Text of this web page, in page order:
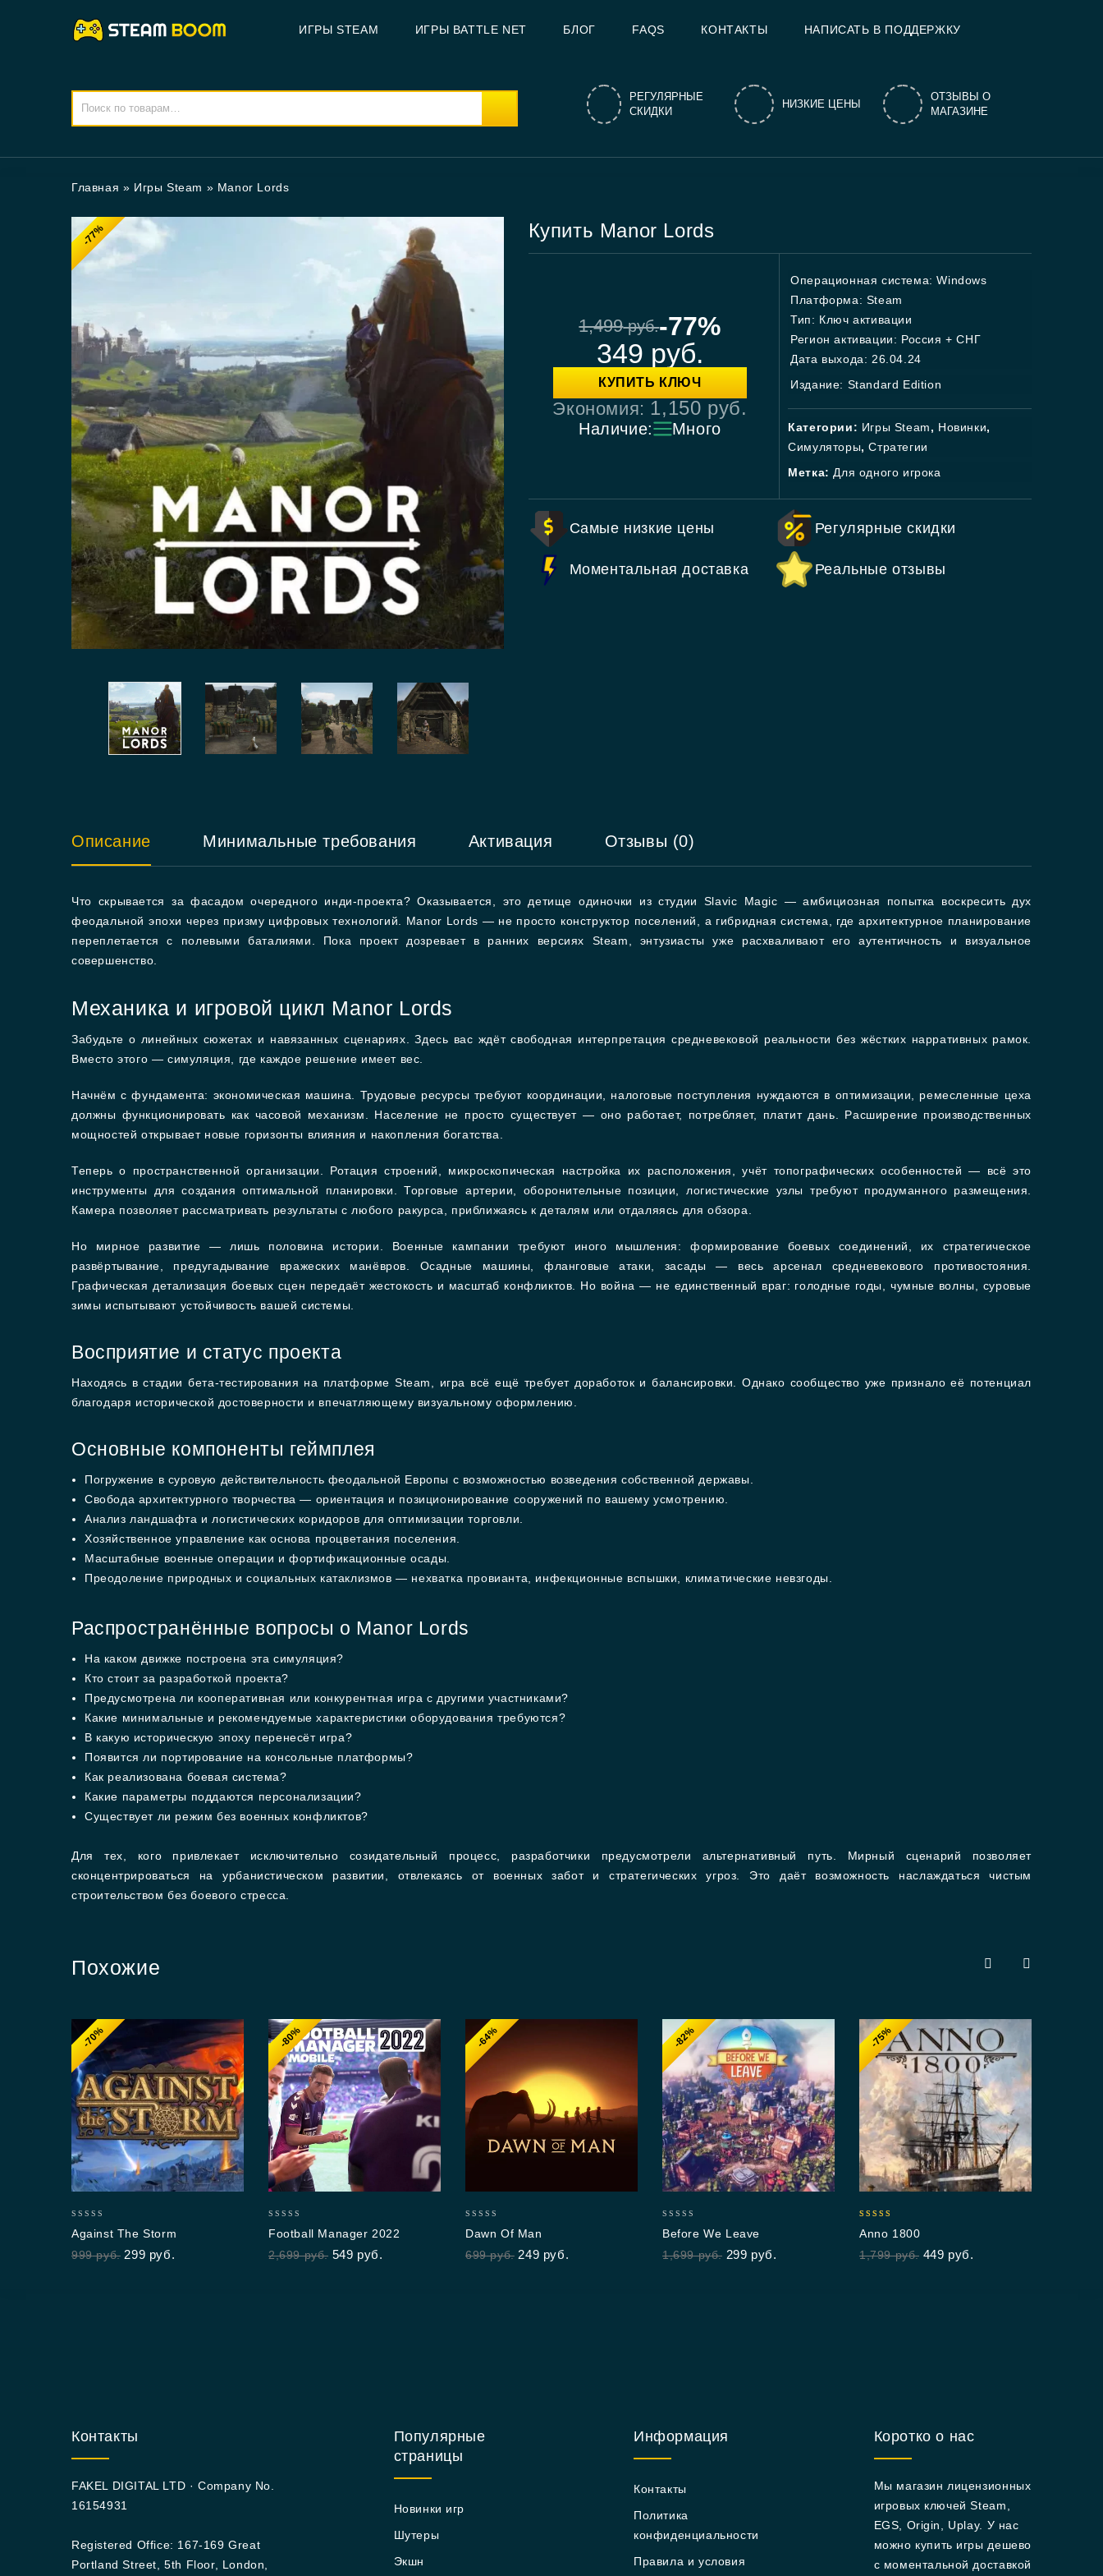
ИГРЫ STEAM ИГРЫ BATTLE NET БЛОГ FAQS КОНТАКТЫ НАПИСАТЬ В ПОДДЕРЖКУ
РЕГУЛЯРНЫЕ
СКИДКИ
НИЗКИЕ ЦЕНЫ
ОТЗЫВЫ О
МАГАЗИНЕ
Главная » Игры Steam » Manor Lords
-77% Купить Manor Lords
1,499руб.-77%
349 руб.
КУПИТЬ КЛЮЧ
Экономия: 1,150 руб.
Наличие: Много
Операционная система: Windows
Платформа: Steam
Тип: Ключ активации
Регион активации: Россия + СНГ
Дата выхода: 26.04.24
Издание: Standard Edition
Категории: Игры Steam, Новинки,
Симуляторы,Стратегии
Метка: Для одного игрока
Самые низкие цены Регулярные скидки
Моментальная доставка Реальные отзывы
Описание Минимальные требования Активация Отзывы (0)
Что скрывается за фасадом очередного инди-проекта? Оказывается, это детище одиночки из студии Slavic Magic — амбициозная попытка воскресить дух
феодальной эпохи через призму цифровых технологий. Manor Lords — не просто конструктор поселений, а гибридная система, где архитектурное планирование
переплетается с полевыми баталиями. Пока проект дозревает в ранних версиях Steam, энтузиасты уже расхваливают его аутентичность и визуальное
совершенство.
Механика и игровой цикл Manor Lords
Забудьте о линейных сюжетах и навязанных сценариях. Здесь вас ждёт свободная интерпретация средневековой реальности без жёстких нарративных рамок.
Вместо этого — симуляция, где каждое решение имеет вес.
Начнём с фундамента: экономическая машина. Трудовые ресурсы требуют координации, налоговые поступления нуждаются в оптимизации, ремесленные цеха
должны функционировать как часовой механизм. Население не просто существует — оно работает, потребляет, платит дань. Расширение производственных
мощностей открывает новые горизонты влияния и накопления богатства.
Теперь о пространственной организации. Ротация строений, микроскопическая настройка их расположения, учёт топографических особенностей — всё это
инструменты для создания оптимальной планировки. Торговые артерии, оборонительные позиции, логистические узлы требуют продуманного размещения.
Камера позволяет рассматривать результаты с любого ракурса, приближаясь к деталям или отдаляясь для обзора.
Но мирное развитие — лишь половина истории. Военные кампании требуют иного мышления: формирование боевых соединений, их стратегическое
развёртывание, предугадывание вражеских манёвров. Осадные машины, фланговые атаки, засады — весь арсенал средневекового противостояния.
Графическая детализация боевых сцен передаёт жестокость и масштаб конфликтов. Но война — не единственный враг: голодные годы, чумные волны, суровые
зимы испытывают устойчивость вашей системы.
Восприятие и статус проекта
Находясь в стадии бета-тестирования на платформе Steam, игра всё ещё требует доработок и балансировки. Однако сообщество уже признало её потенциал
благодаря исторической достоверности и впечатляющему визуальному оформлению.
Основные компоненты геймплея
Погружение в суровую действительность феодальной Европы с возможностью возведения собственной державы.
Свобода архитектурного творчества — ориентация и позиционирование сооружений по вашему усмотрению.
Анализ ландшафта и логистических коридоров для оптимизации торговли.
Хозяйственное управление как основа процветания поселения.
Масштабные военные операции и фортификационные осады.
Преодоление природных и социальных катаклизмов — нехватка провианта, инфекционные вспышки, климатические невзгоды.
Распространённые вопросы о Manor Lords
На каком движке построена эта симуляция?
Кто стоит за разработкой проекта?
Предусмотрена ли кооперативная или конкурентная игра с другими участниками?
Какие минимальные и рекомендуемые характеристики оборудования требуются?
В какую историческую эпоху перенесёт игра?
Появится ли портирование на консольные платформы?
Как реализована боевая система?
Какие параметры поддаются персонализации?
Существует ли режим без военных конфликтов?
Для тех, кого привлекает исключительно созидательный процесс, разработчики предусмотрели альтернативный путь. Мирный сценарий позволяет
сконцентрироваться на урбанистическом развитии, отвлекаясь от военных забот и стратегических угроз. Это даёт возможность наслаждаться чистым
строительством без боевого стресса.
Похожие
-70%
out
of
Against The Storm
999руб. 299 руб.
-80%
out
of
Football Manager 2022
2,699руб. 549 руб.
-64%
out
of
Dawn Of Man
699руб. 249 руб.
-82%
out
of
Before We Leave
1,699руб. 299 руб.
-75%
out of 5
Anno 1800
1,799руб. 449 руб.
Контакты
FAKEL DIGITAL LTD · Company No.
16154931
Registered Office: 167-169 Great
Portland Street, 5th Floor, London,
Популярные
страницы
Новинки игр
Шутеры
Экшн
Информация
Контакты
Политика
конфиденциальности
Правила и условия
Коротко о нас
Мы магазин лицензионных
игровых ключей Steam,
EGS, Origin, Uplay. У нас
можно купить игры дешево
с моментальной доставкой